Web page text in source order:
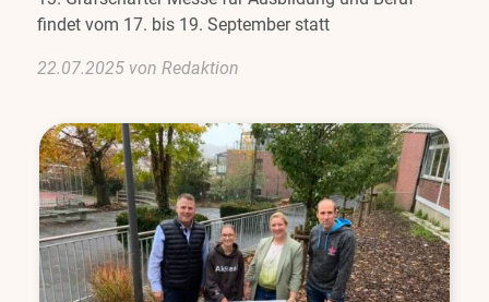
findet vom 17. bis 19. September statt
22.07.2025 von Redaktion